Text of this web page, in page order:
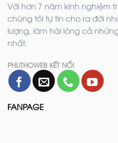
Với hơn 7 năm kinh nghiệm
chúng tôi tự tin cho ra đời
lượng, làm hài lòng cả
nhất.
PHUTHOWEB KẾT NỐI
FANPAGE